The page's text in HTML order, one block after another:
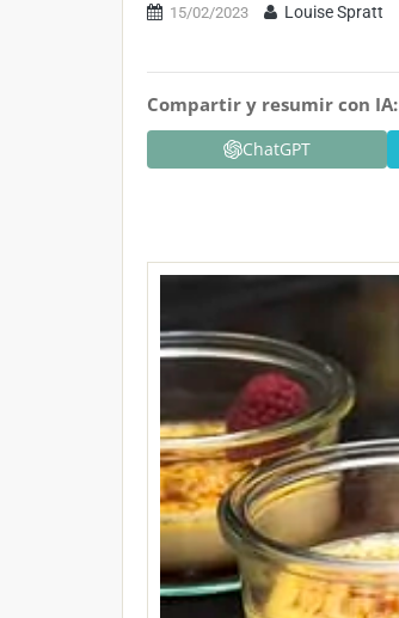
15/02/2023 Louise Spratt
Compartir y resumir con IA:
ChatGPT